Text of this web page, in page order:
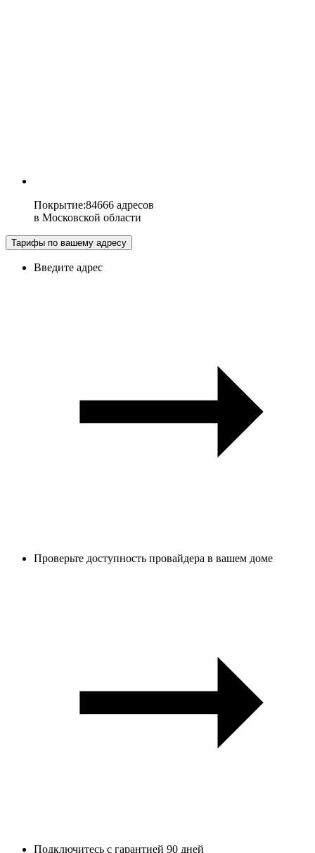
Покрытие:84666 адресов
в Московской области
Тарифы по вашему адресу
Введите адрес
Проверьте доступность провайдера в вашем доме
Подключитесь с гарантией 90 дней